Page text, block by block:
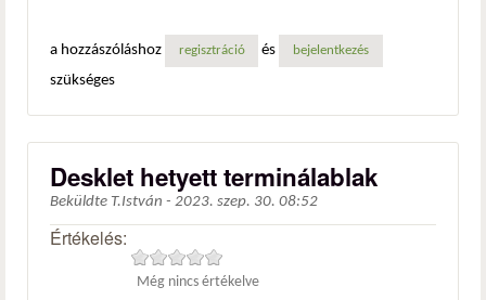
a hozzászóláshoz regisztráció és bejelentkezés
szükséges
Desklet hetyett terminálablak
Beküldte T.István - 2023. szep. 30. 08:52
Értékelés:
Még nincs értékelve